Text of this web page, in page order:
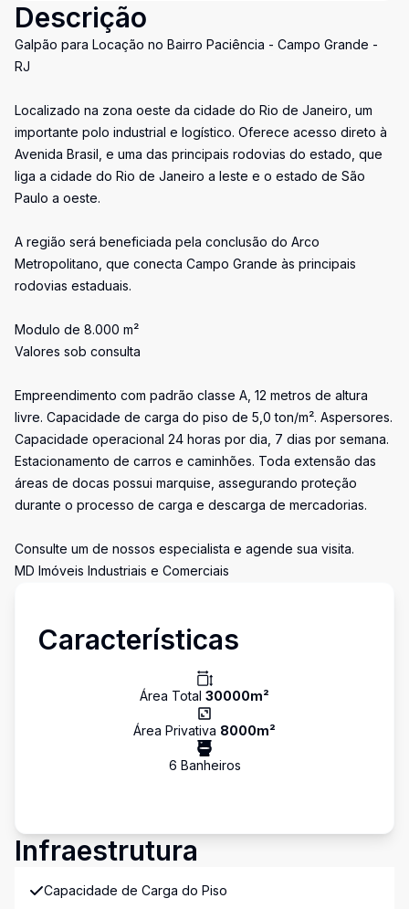
Descrição
Galpão para Locação no Bairro Paciência - Campo Grande -
RJ
Localizado na zona oeste da cidade do Rio de Janeiro, um
importante polo industrial e logístico. Oferece acesso direto à
Avenida Brasil, e uma das principais rodovias do estado, que
liga a cidade do Rio de Janeiro a leste e o estado de São
Paulo a oeste.
A região será beneficiada pela conclusão do Arco
Metropolitano, que conecta Campo Grande às principais
rodovias estaduais.
Modulo de 8.000 m²
Valores sob consulta
Empreendimento com padrão classe A, 12 metros de altura
livre. Capacidade de carga do piso de 5,0 ton/m². Aspersores.
Capacidade operacional 24 horas por dia, 7 dias por semana.
Estacionamento de carros e caminhões. Toda extensão das
áreas de docas possui marquise, assegurando proteção
durante o processo de carga e descarga de mercadorias.
Consulte um de nossos especialista e agende sua visita.
MD Imóveis Industriais e Comerciais
Características
Área Total 30000m²
Área Privativa 8000m²
6 Banheiros
Infraestrutura
Capacidade de Carga do Piso